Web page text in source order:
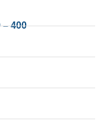
– 400